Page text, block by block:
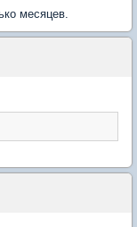
месяцев.